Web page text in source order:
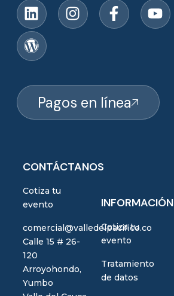
Pagos en línea
CONTÁCTANOS
Cotiza tu
evento
comercial@valledelpacifico.co
Calle 15 # 26-
120
Arroyohondo,
Yumbo
INFORMACIÓN
Cotiza tu
evento
Tratamiento
de datos